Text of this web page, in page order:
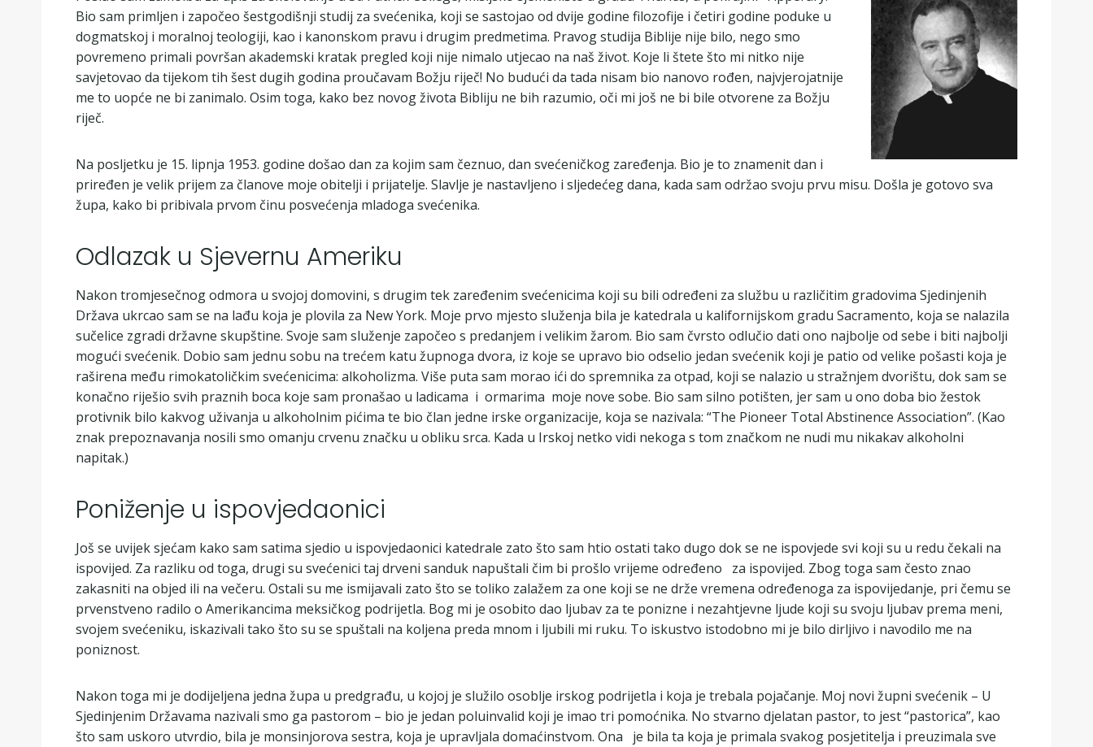
Bio sam primljen i započeo šestgodišnji studij za svećenika, koji se sastojao od dvije godine filozofije i četiri godine poduke u
dogmatskoj i moralnoj teologiji, kao i kanonskom pravu i drugim predmetima. Pravog studija Biblije nije bilo, nego smo
povremeno primali površan akademski kratak pregled koji nije nimalo utjecao na naš život. Koje li štete što mi nitko nije
savjetovao da tijekom tih šest dugih godina proučavam Božju riječ! No budući da tada nisam bio nanovo rođen, najvjerojatnije
me to uopće ne bi zanimalo. Osim toga, kako bez novog života Bibliju ne bih razumio, oči mi još ne bi bile otvorene za Božju
riječ.
Na posljetku je 15. lipnja 1953. godine došao dan za kojim sam čeznuo, dan svećeničkog zaređenja. Bio je to znamenit dan i
priređen je velik prijem za članove moje obitelji i prijatelje. Slavlje je nastavljeno i sljedećeg dana, kada sam održao svoju prvu misu. Došla je gotovo sva
župa, kako bi pribivala prvom činu posvećenja mladoga svećenika.
Odlazak u Sjevernu Ameriku
Nakon tromjesečnog odmora u svojoj domovini, s drugim tek zaređenim svećenicima koji su bili određeni za službu u različitim gradovima Sjedinjenih
Država ukrcao sam se na lađu koja je plovila za New York. Moje prvo mjesto služenja bila je katedrala u kalifornijskom gradu Sacramento, koja se nalazila
sučelice zgradi državne skupštine. Svoje sam služenje započeo s predanjem i velikim žarom. Bio sam čvrsto odlučio dati ono najbolje od sebe i biti najbolji
mogući svećenik. Dobio sam jednu sobu na trećem katu župnoga dvora, iz koje se upravo bio odselio jedan svećenik koji je patio od velike pošasti koja je
raširena među rimokatoličkim svećenicima: alkoholizma. Više puta sam morao ići do spremnika za otpad, koji se nalazio u stražnjem dvorištu, dok sam se
konačno riješio svih praznih boca koje sam pronašao u ladicama i ormarima moje nove sobe. Bio sam silno potišten, jer sam u ono doba bio žestok
protivnik bilo kakvog uživanja u alkoholnim pićima te bio član jedne irske organizacije, koja se nazivala: “The Pioneer Total Abstinence Association”. (Kao
znak prepoznavanja nosili smo omanju crvenu značku u obliku srca. Kada u Irskoj netko vidi nekoga s tom značkom ne nudi mu nikakav alkoholni
napitak.)
Poniženje u ispovjedaonici
Još se uvijek sjećam kako sam satima sjedio u ispovjedaonici katedrale zato što sam htio ostati tako dugo dok se ne ispovjede svi koji su u redu čekali na
ispovijed. Za razliku od toga, drugi su svećenici taj drveni sanduk napuštali čim bi prošlo vrijeme određeno za ispovijed. Zbog toga sam često znao
zakasniti na objed ili na večeru. Ostali su me ismijavali zato što se toliko zalažem za one koji se ne drže vremena određenoga za ispovijedanje, pri čemu se
prvenstveno radilo o Amerikancima meksičkog podrijetla. Bog mi je osobito dao ljubav za te ponizne i nezahtjevne ljude koji su svoju ljubav prema meni,
svojem svećeniku, iskazivali tako što su se spuštali na koljena preda mnom i ljubili mi ruku. To iskustvo istodobno mi je bilo dirljivo i navodilo me na
poniznost.
Nakon toga mi je dodijeljena jedna župa u predgrađu, u kojoj je služilo osoblje irskog podrijetla i koja je trebala pojačanje. Moj novi župni svećenik – U
Sjedinjenim Državama nazivali smo ga pastorom – bio je jedan poluinvalid koji je imao tri pomoćnika. No stvarno djelatan pastor, to jest “pastorica”, kao
što sam uskoro utvrdio, bila je monsinjorova sestra, koja je upravljala domaćinstvom. Ona je bila ta koja je primala svakog posjetitelja i preuzimala sve